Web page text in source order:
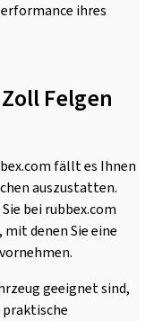
ihres
Felgen
fällt es Ihnen
auszustatten.
bei rubbex.com
, mit denen Sie eine
geeignet sind,
praktische